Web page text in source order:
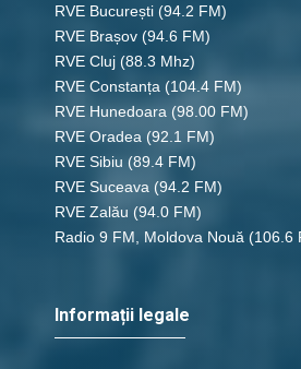
RVE București (94.2 FM)
RVE Brașov (94.6 FM)
RVE Cluj (88.3 Mhz)
RVE Constanța (104.4 FM)
RVE Hunedoara (98.00 FM)
RVE Oradea (92.1 FM)
RVE Sibiu (89.4 FM)
RVE Suceava (94.2 FM)
RVE Zalău (94.0 FM)
Radio 9 FM, Moldova Nouă (106.6
Informații legale